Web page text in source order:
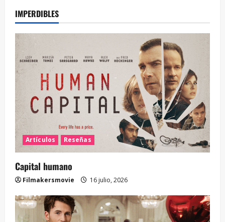
IMPERDIBLES
Artículos Reseñas
Capital humano
Filmakersmovie 16 julio, 2026